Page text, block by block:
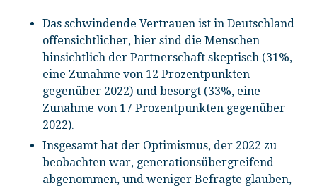
Das schwindende Vertrauen ist in Deutschland
offensichtlicher, hier sind die Menschen
hinsichtlich der Partnerschaft skeptisch (31%,
eine Zunahme von 12 Prozentpunkten
gegenüber 2022) und besorgt (33%, eine
Zunahme von 17 Prozentpunkten gegenüber
2022).
Insgesamt hat der Optimismus, der 2022 zu
beobachten war, generationsübergreifend
abgenommen, und weniger Befragte glauben,